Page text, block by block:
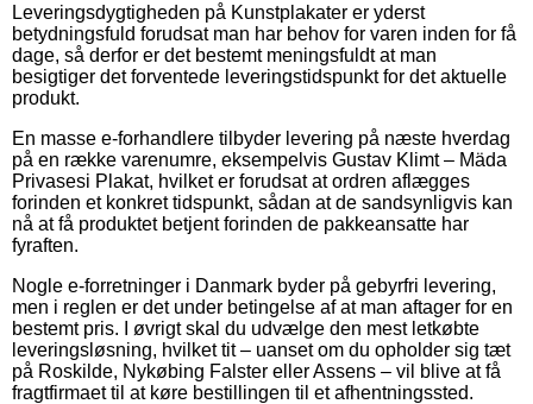
Leveringsdygtigheden på Kunstplakater er yderst
betydningsfuld forudsat man har behov for varen inden for få
dage, så derfor er det bestemt meningsfuldt at man
besigtiger det forventede leveringstidspunkt for det aktuelle
produkt.
En masse e-forhandlere tilbyder levering på næste hverdag
på en række varenumre, eksempelvis Gustav Klimt – Mäda
Privasesi Plakat, hvilket er forudsat at ordren aflægges
forinden et konkret tidspunkt, sådan at de sandsynligvis kan
nå at få produktet betjent forinden de pakkeansatte har
fyraften.
Nogle e-forretninger i Danmark byder på gebyrfri levering,
men i reglen er det under betingelse af at man aftager for en
bestemt pris. I øvrigt skal du udvælge den mest letkøbte
leveringsløsning, hvilket tit – uanset om du opholder sig tæt
på Roskilde, Nykøbing Falster eller Assens – vil blive at få
fragtfirmaet til at køre bestillingen til et afhentningssted.